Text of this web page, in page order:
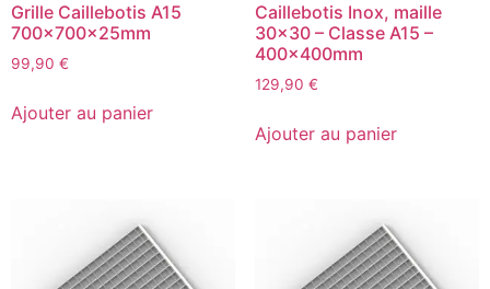
Grille Caillebotis A15
700x700x25mm
99,90 €
Ajouter au panier
Caillebotis Inox, maille
30×30 – Classe A15 –
400x400mm
129,90 €
Ajouter au panier